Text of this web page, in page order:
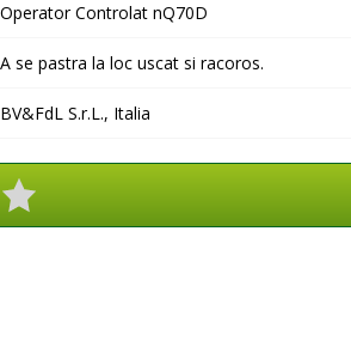
Operator Controlat nQ70D
A se pastra la loc uscat si racoros.
BV&FdL S.r.L., Italia